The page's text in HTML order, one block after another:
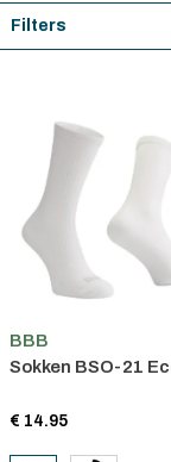
Filters
BBB
Sokken BSO-21
€ 14.95